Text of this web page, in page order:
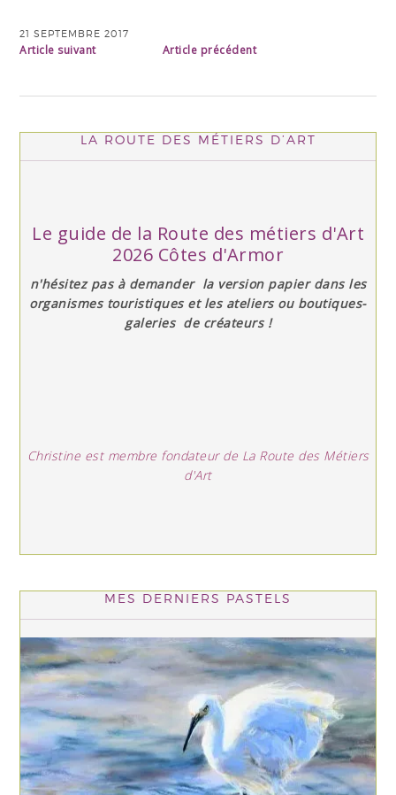
21 SEPTEMBRE 2017
Article suivant Article précédent
LA ROUTE DES MÉTIERS D’ART
Le guide de la Route des métiers d'Art
2026 Côtes d'Armor
n'hésitez pas à demander la version papier dans les
organismes touristiques et les ateliers ou boutiques-
galeries de créateurs !
Christine est membre fondateur de La Route des Métiers
d'Art
MES DERNIERS PASTELS